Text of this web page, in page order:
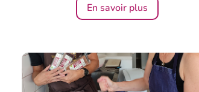
En savoir plus